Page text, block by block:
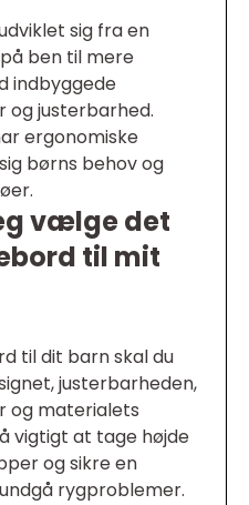
sig fra en
ben til mere
indbyggede
og justerbarhed.
ergonomiske
børns behov og
vælge det
til mit
til dit barn skal du
justerbarheden,
og materialets
vigtigt at tage højde
og sikre en
rygproblemer.